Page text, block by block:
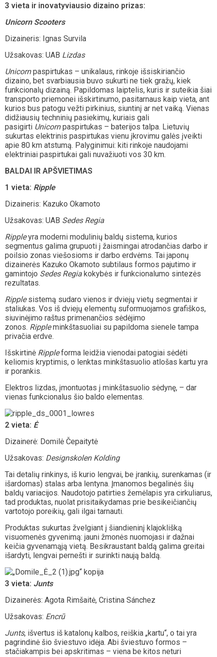
3 vieta ir inovatyviausio dizaino prizas:
Unicorn Scooters
Dizaineris: Ignas Survila
Užsakovas: UAB Lizdas
Unicornpaspirtukas – unikalaus, rinkoje išsiskiriančio
dizaino, bet svarbiausia buvo sukurti ne tiek gražų, kiek
funkcionalų dizainą. Papildomas laiptelis, kuris ir suteikia šiai
transporto priemonei išskirtinumo, pasitarnaus kaip vieta, ant
kurios bus patogu vežti pirkinius, siuntinį ar net vaiką. Vienas
didžiausių techninių pasiekimų, kuriais gali
pasigirti Unicornpaspirtukas – baterijos talpa. Lietuvių
sukurtas elektrinis paspirtukas vienu įkrovimu galės įveikti
apie 80 km atstumą. Palyginimui: kiti rinkoje naudojami
elektriniai paspirtukai gali nuvažiuoti vos 30 km.
BALDAI IR APŠVIETIMAS
1 vieta: Ripple
Dizaineris: Kazuko Okamoto
Užsakovas: UAB Sedes Regia
Rippleyra moderni modulinių baldų sistema, kurios
segmentus galima grupuoti į žaismingai atrodančias darbo ir
poilsio zonas viešosioms ir darbo erdvėms. Tai japonų
dizainerės Kazuko Okamoto subtilaus formos pajutimo ir
gamintojo Sedes Regia kokybės ir funkcionalumo sintezės
rezultatas.
Ripplesistemą sudaro vienos ir dviejų vietų segmentai ir
staliukas. Vos iš dviejų elementų suformuojamos grafiškos,
siuvinėjimo raštus primenančios sėdėjimo
zonos. Rippleminkštasuoliai su papildoma sienele tampa
privačia erdve.
Išskirtinė Rippleforma leidžia vienodai patogiai sėdėti
keliomis kryptimis, o lenktas minkštasuolio atlošas kartu yra
ir porankis.
Elektros lizdas, įmontuotas į minkštasuolio sėdynę, – dar
vienas funkcionalus šio baldo elementas.
2 vieta: Ė
Dizainerė: Domilė Čepaitytė
Užsakovas: Designskolen Kolding
Tai detalių rinkinys, iš kurio lengvai, be įrankių, surenkamas (ir
išardomas) stalas arba lentyna. Įmanomos begalinės šių
baldų variacijos. Naudotojo patirties žemėlapis yra cirkuliarus,
tad produktas, nuolat prisitaikydamas prie besikeičiančių
vartotojo poreikių, gali ilgai tarnauti.
Produktas sukurtas žvelgiant į šiandieninį klajoklišką
visuomenės gyvenimą: jauni žmonės nuomojasi ir dažnai
keičia gyvenamąją vietą. Besikraustant baldą galima greitai
išardyti, lengvai pernešti ir surinkti naują baldą.
3 vieta: Junts
Dizainerės: Agota Rimšaitė, Cristina Sánchez
Užsakovas: Encrū
Junts, išvertus iš katalonų kalbos, reiškia „kartu“, o tai yra
pagrindinė šio šviestuvo idėja. Abi šviestuvo formos –
stačiakampis bei apskritimas – viena be kitos neturi